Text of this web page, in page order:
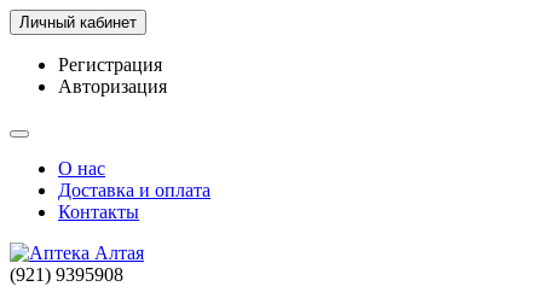
Личный кабинет
Регистрация
Авторизация
О нас
Доставка и оплата
Контакты
(921) 9395908